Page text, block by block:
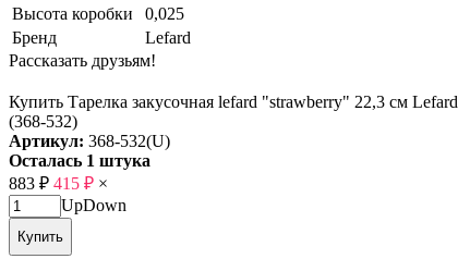
Высота коробки
0,025
Бренд
Lefard
Рассказать друзьям!
Купить Тарелка закусочная lefard "strawberry" 22,3 см Lefard
(368-532)
Артикул: 368-532(U)
Осталась 1 штука
883 ₽ 415 ₽ ×
UpDown
Купить